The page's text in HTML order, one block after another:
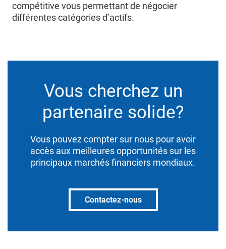
compétitive vous permettant de négocier
différentes catégories d’actifs.
Vous cherchez un
partenaire solide?
Vous pouvez compter sur nous pour avoir
accès aux meilleures opportunités sur les
principaux marchés financiers mondiaux.
Contactez-nous